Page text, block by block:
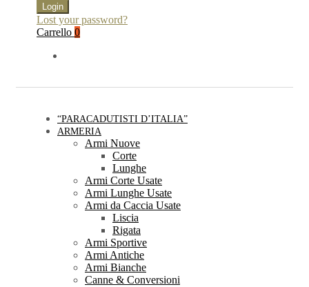
Login
Lost your password?
Carrello 0
“PARACADUTISTI D’ITALIA”
ARMERIA
Armi Nuove
Corte
Lunghe
Armi Corte Usate
Armi Lunghe Usate
Armi da Caccia Usate
Liscia
Rigata
Armi Sportive
Armi Antiche
Armi Bianche
Canne & Conversioni